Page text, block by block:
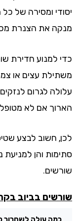
ומסירה של כל
את הצנרת מכל
למנוע חדירת
עצים או צמחים
לגרום לנזקים
אם לא מטופלים
חשוב לבצע שטיפת
והן למניעת
בביוב בקריית